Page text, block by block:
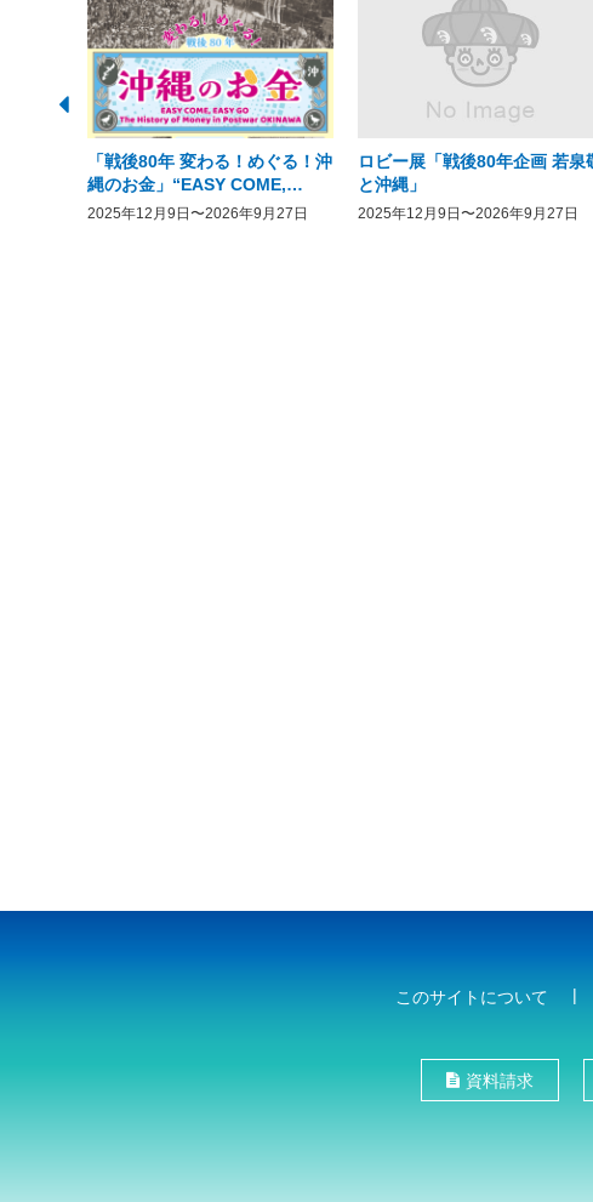
「戦後80年 変わる！めぐる！沖
縄のお金」“EASY COME,
EASY GO － The History of
2025年12月9日〜2026年9月27日
ロビー展「戦後80年企画 若泉
と沖縄」
2025年12月9日〜2026年9月27日
このサイトについて
資料請求